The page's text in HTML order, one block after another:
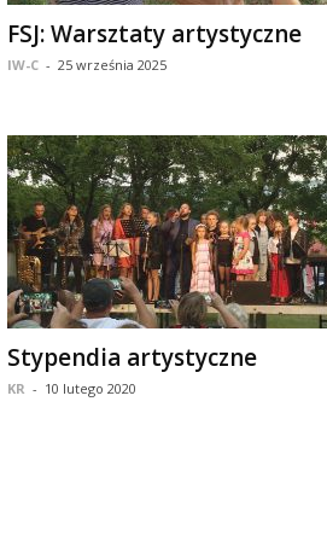
FSJ: Warsztaty artystyczne
IW-C - 25 września 2025
Stypendia artystyczne
KR - 10 lutego 2020